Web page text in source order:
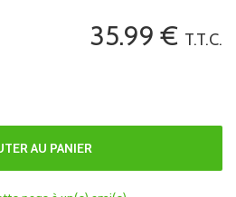
35.99 € T.T.C.